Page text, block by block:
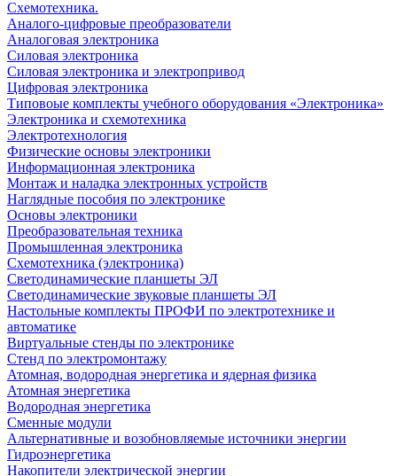
Схемотехника.
Аналого-цифровые преобразователи
Аналоговая электроника
Cиловая электроника
Cиловая электроника и электропривод
Цифровая электроника
Типовоые комплекты учебного оборудования «Электроника»
Электроника и схемотехника
Электротехнология
Физические основы электроники
Информационная электроника
Монтаж и наладка электронных устройств
Наглядные пособия по электронике
Основы электроники
Преобразовательная техника
Промышленная электроника
Схемотехника (электроника)
Светодинамические планшеты ЭЛ
Светодинамические звуковые планшеты ЭЛ
Настольные комплекты ПРОФИ по электротехнике и
автоматике
Виртуальные стенды по электронике
Стенд по электромонтажу
Атомная, водородная энергетика и ядерная физика
Атомная энергетика
Водородная энергетика
Сменные модули
Альтернативные и возобновляемые источники энергии
Гидроэнергетика
Накопители электрической энергии